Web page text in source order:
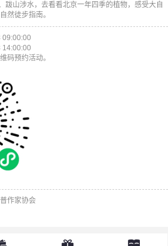
跋山涉水，去看看北京一年四季的植物，感受大自
然徒步指南。
09:00:00
14:00:00
码预约活动。
作家协会